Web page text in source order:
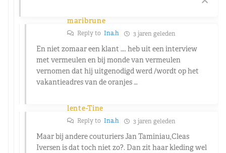
maribrune
Reply to Ina.h 3 jaren geleden
En niet zomaar een klant …. heb uit een interview
met vermeulen en bij monde van vermeulen
vernomen dat hij uitgenodigd werd /wordt op het
vakantieadres van de oranjes …
lente-Tine
Reply to Ina.h 3 jaren geleden
Maar bij andere couturiers Jan Taminiau,Cleas
Iversen is dat toch niet zo?. Dan zit haar kleding wel